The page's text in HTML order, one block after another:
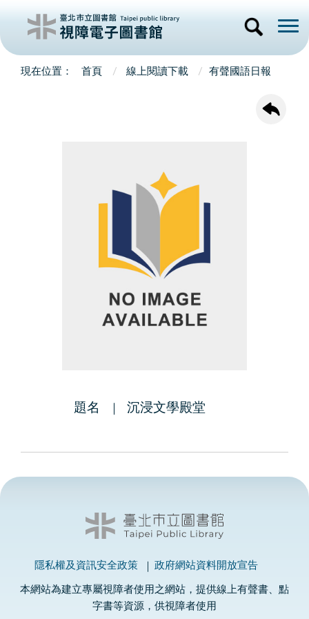
首頁 線上閱讀下載 有聲國語日報
題名 沉浸文學殿堂
隱私權及資訊安全政策 政府網站資料開放宣告
本網站為建立專屬視障者使用之網站，提供線上有聲書、點
字書等資源，供視障者使用